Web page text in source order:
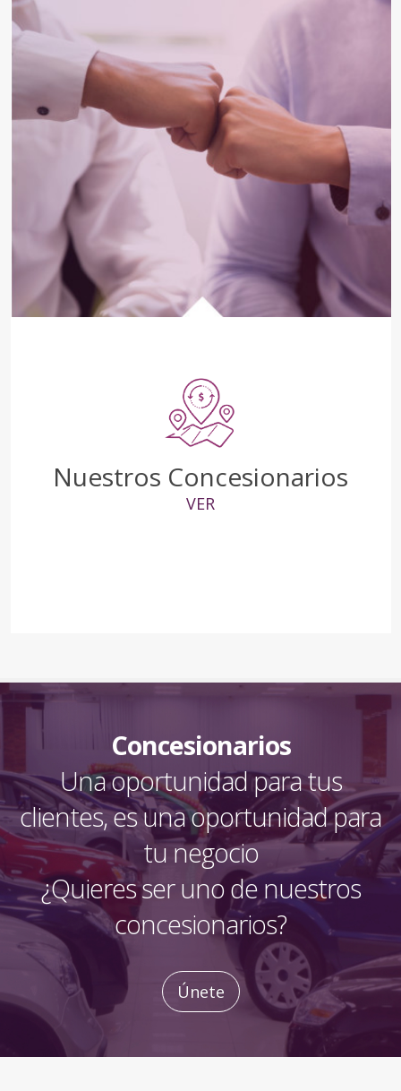
Nuestros Concesionarios
VER
Concesionarios
Una oportunidad para tus
clientes, es una oportunidad para
tu negocio
¿Quieres ser uno de nuestros
concesionarios?
Únete